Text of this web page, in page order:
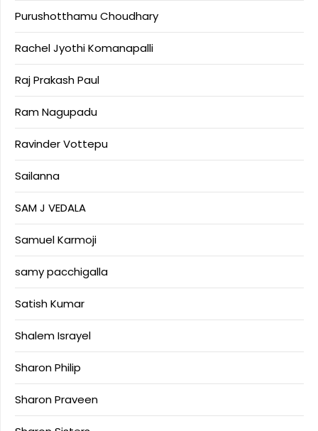
Purushotthamu Choudhary
Rachel Jyothi Komanapalli
Raj Prakash Paul
Ram Nagupadu
Ravinder Vottepu
Sailanna
SAM J VEDALA
Samuel Karmoji
samy pacchigalla
Satish Kumar
Shalem Israyel
Sharon Philip
Sharon Praveen